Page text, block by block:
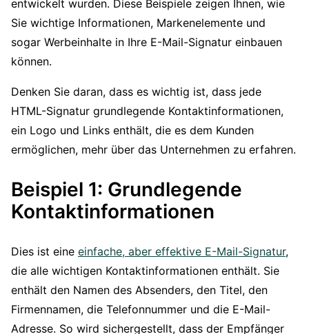
entwickelt wurden. Diese Beispiele zeigen Ihnen, wie
Sie wichtige Informationen, Markenelemente und
sogar Werbeinhalte in Ihre E-Mail-Signatur einbauen
können.
Denken Sie daran, dass es wichtig ist, dass jede
HTML-Signatur grundlegende Kontaktinformationen,
ein Logo und Links enthält, die es dem Kunden
ermöglichen, mehr über das Unternehmen zu erfahren.
Beispiel 1: Grundlegende
Kontaktinformationen
Dies ist eine einfache, aber effektive E-Mail-Signatur,
die alle wichtigen Kontaktinformationen enthält. Sie
enthält den Namen des Absenders, den Titel, den
Firmennamen, die Telefonnummer und die E-Mail-
Adresse. So wird sichergestellt, dass der Empfänger